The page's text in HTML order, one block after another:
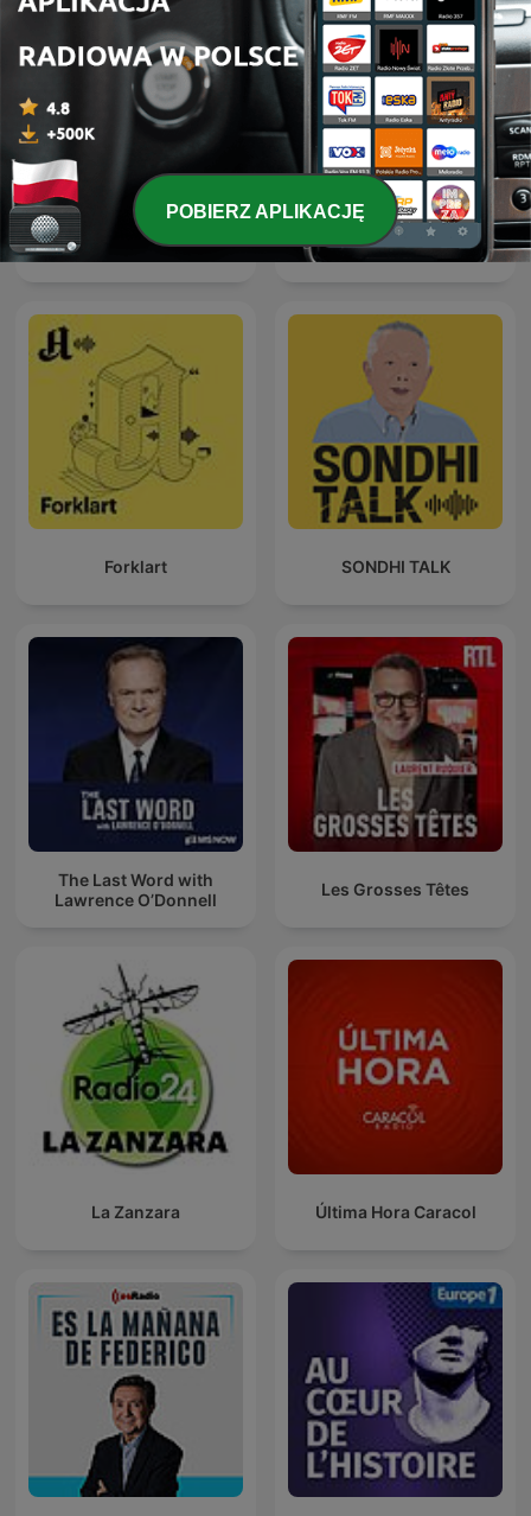
Kriminálka
The Clement Manyathela
Show
Forklart SONDHI TALK
The Last Word with
Lawrence O’Donnell
Les Grosses Têtes
La Zanzara Última Hora Caracol
POBIERZ APLIKACJĘ